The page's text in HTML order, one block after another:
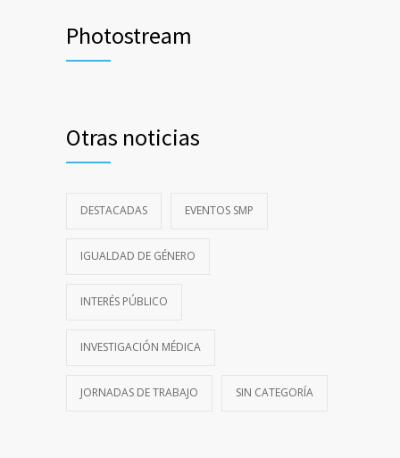
Photostream
Otras noticias
DESTACADAS EVENTOS SMP
IGUALDAD DE GÉNERO
INTERÉS PÚBLICO
INVESTIGACIÓN MÉDICA
JORNADAS DE TRABAJO SIN CATEGORÍA